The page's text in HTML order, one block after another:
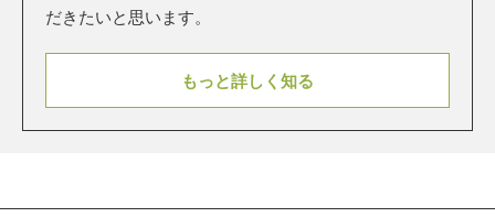
だきたいと思います。
もっと詳しく知る